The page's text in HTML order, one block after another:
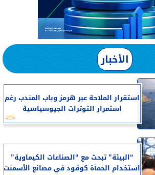
الأخبار
استقرار الملاحة عبر هرمز وباب المندب رغم
استمرار التوترات الجيوسياسية
“البيئة” تبحث مع “الصناعات الكيماوية”
استخدام الحمأة كوقود في مصانع الأسمنت